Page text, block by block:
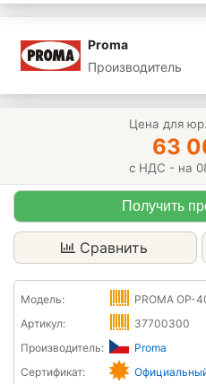
Proma
Производитель
Цена для
63
с НДС - на
Получить
Сравнить
Модель:
PROMA OP-
Артикул:
37700300
Производитель:
Proma
Сертификат: